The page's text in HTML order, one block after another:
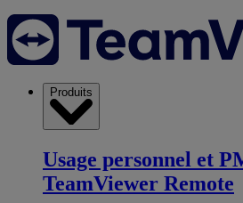
Produits
Usage personnel et
TeamViewer Remote